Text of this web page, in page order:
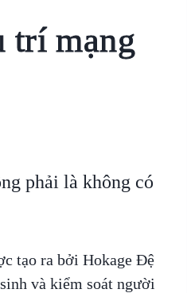
trí mạng
phải là không có
tạo ra bởi Hokage Đệ
và kiểm soát người